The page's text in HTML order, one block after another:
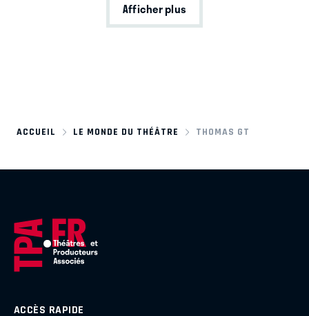
Afficher plus
ACCUEIL LE MONDE DU THÉÂTRE THOMAS GT
ACCÈS RAPIDE